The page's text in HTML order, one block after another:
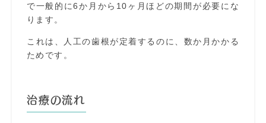
で一般的に6か月から10ヶ月ほどの期間が必要にな
ります。
これは、人工の歯根が定着するのに、数か月かかる
ためです。
治療の流れ